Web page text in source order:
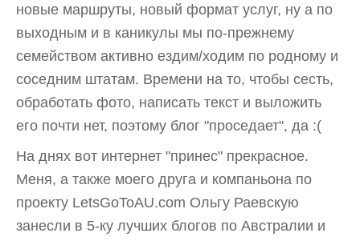
новые маршруты, новый формат услуг, ну а по
выходным и в каникулы мы по-прежнему
семейством активно ездим/ходим по родному и
соседним штатам. Времени на то, чтобы сесть,
обработать фото, написать текст и выложить
его почти нет, поэтому блог "проседает", да :(
На днях вот интернет "принес" прекрасное.
Меня, а также моего друга и компаньона по
проекту LetsGoToAU.com Ольгу Раевскую
занесли в 5-ку лучших блогов по Австралии и